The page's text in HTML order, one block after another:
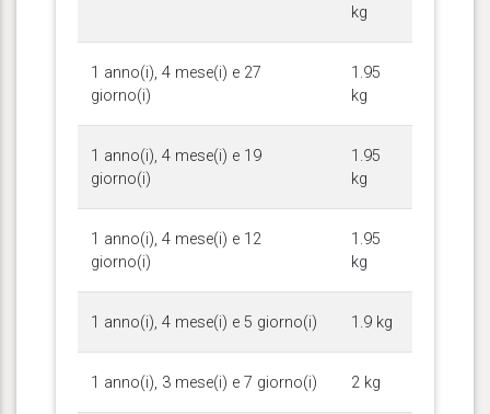
kg
1 anno(i), 4 mese(i) e 27
giorno(i)
1.95
kg
1 anno(i), 4 mese(i) e 19
giorno(i)
1.95
kg
1 anno(i), 4 mese(i) e 12
giorno(i)
1.95
kg
1 anno(i), 4 mese(i) e 5 giorno(i) 1.9 kg
1 anno(i), 3 mese(i) e 7 giorno(i) 2 kg